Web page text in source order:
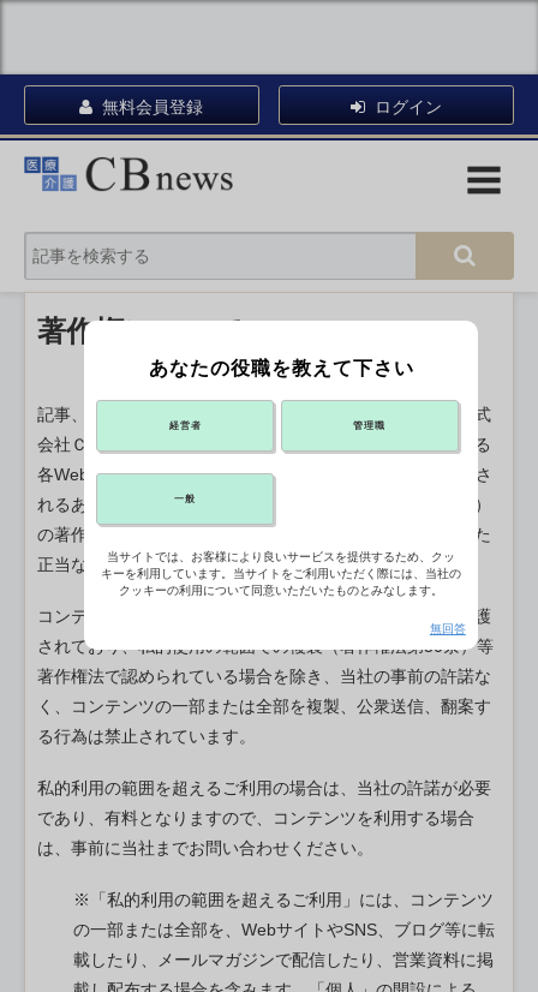
無料会員登録 ログイン
著作権について
記事、写真、表、イラスト、グラフ、動画、音声など、株式
会社ＣＢヘルスケア（以下「当社」といいます）が運営する
各Webサイト及び当社が配信するメールマガジン等で提供さ
れるあらゆる形の著作物（以下「コンテンツ」といいます）
の著作権は、当社または講師、寄稿者等当社が許諾を受けた
正当な権利を持つ第三者に帰属しています。
コンテンツは、日本国の著作権法及び国際条約によって保護
されており、私的使用の範囲での複製（著作権法第30条）等
著作権法で認められている場合を除き、当社の事前の許諾な
く、コンテンツの一部または全部を複製、公衆送信、翻案す
る行為は禁止されています。
私的利用の範囲を超えるご利用の場合は、当社の許諾が必要
であり、有料となりますので、コンテンツを利用する場合
は、事前に当社までお問い合わせください。
※「私的利用の範囲を超えるご利用」には、コンテンツ
の一部または全部を、WebサイトやSNS、ブログ等に転
載したり、メールマガジンで配信したり、営業資料に掲
あなたの役職を教えて下さい
経営者 管理職
一般
当サイトでは、お客様により良いサービスを提供するため、クッ
キーを利用しています。当サイトをご利用いただく際には、当社の
クッキーの利用について同意いただいたものとみなします。
無回答